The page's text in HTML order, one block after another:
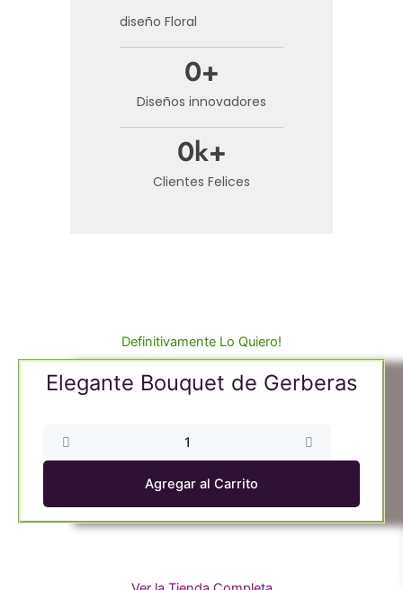
diseño Floral
Diseños innovadores
0+
Clientes Felices
0k+
Definitivamente Lo Quiero!
Elegante Bouquet de Gerberas
cantidad
Agregar al Carrito